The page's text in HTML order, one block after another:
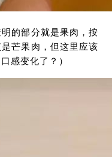
的部分就是果肉，按
芒果肉，但这里应该
感变化了？）